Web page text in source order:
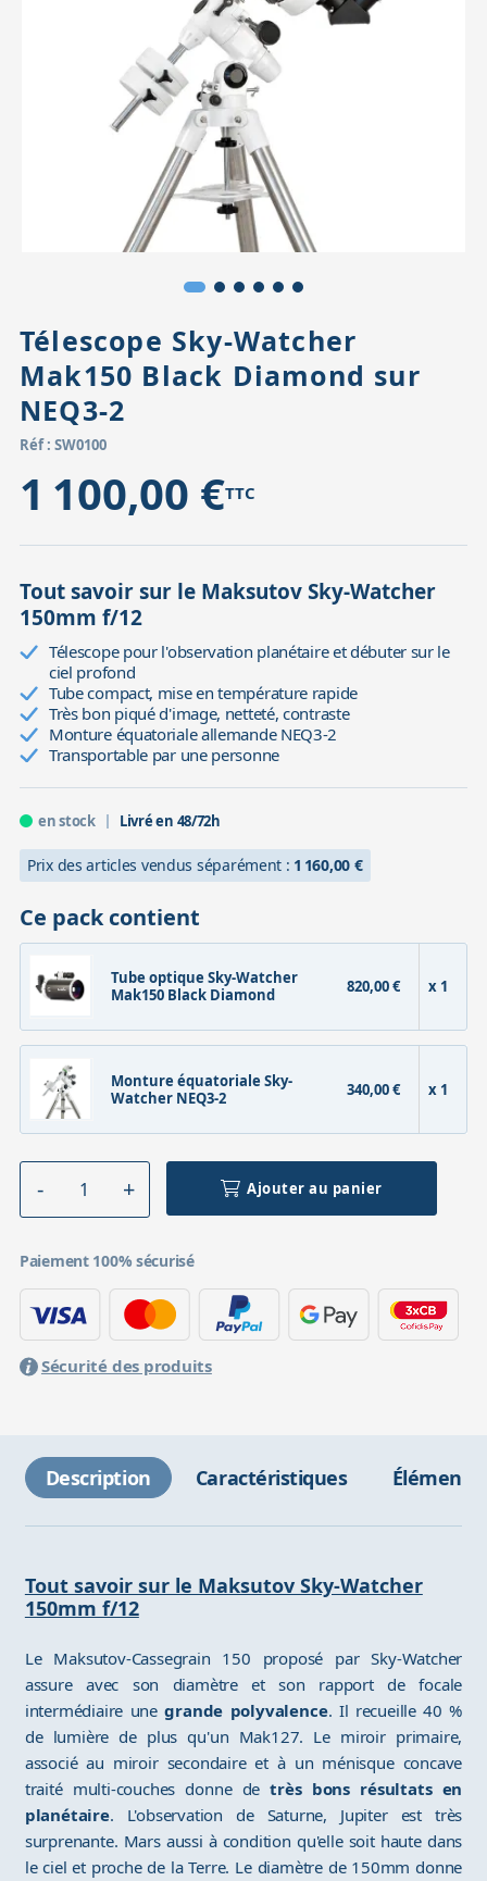
Accessoires pour montures
Télescope Sky-Watcher
Mak150 Black Diamond sur
NEQ3-2
Réf : SW0100
1 100,00 €TTC
Tout savoir sur le Maksutov Sky-Watcher
150mm f/12
Télescope pour l'observation planétaire et débuter sur le
ciel profond
Tube compact, mise en température rapide
Très bon piqué d'image, netteté, contraste
Monture équatoriale allemande NEQ3-2
Transportable par une personne
en stock Livré en 48/72h
Prix des articles vendus séparément : 1 160,00 €
Ce pack contient
Tube optique Sky-Watcher
Mak150 Black Diamond
820,00 € x 1
Monture équatoriale Sky-
Watcher NEQ3-2
340,00 € x 1
Ajouter au panier
Paiement 100% sécurisé
Sécurité des produits
Description Caractéristiques Éléments
Tout savoir sur le Maksutov Sky-Watcher
150mm f/12
Le Maksutov-Cassegrain 150 proposé par Sky-Watcher
assure avec son diamètre et son rapport de focale
intermédiaire unegrande polyvalence. Il recueille 40 %
de lumière de plus qu'un Mak127. Le miroir primaire,
associé au miroir secondaire et à un ménisque concave
traité multi-couches donne detrès bons résultats en
planétaire. L'observation de Saturne, Jupiter est très
surprenante. Mars aussi à condition qu'elle soit haute dans
le ciel et proche de la Terre. Le diamètre de 150mm donne